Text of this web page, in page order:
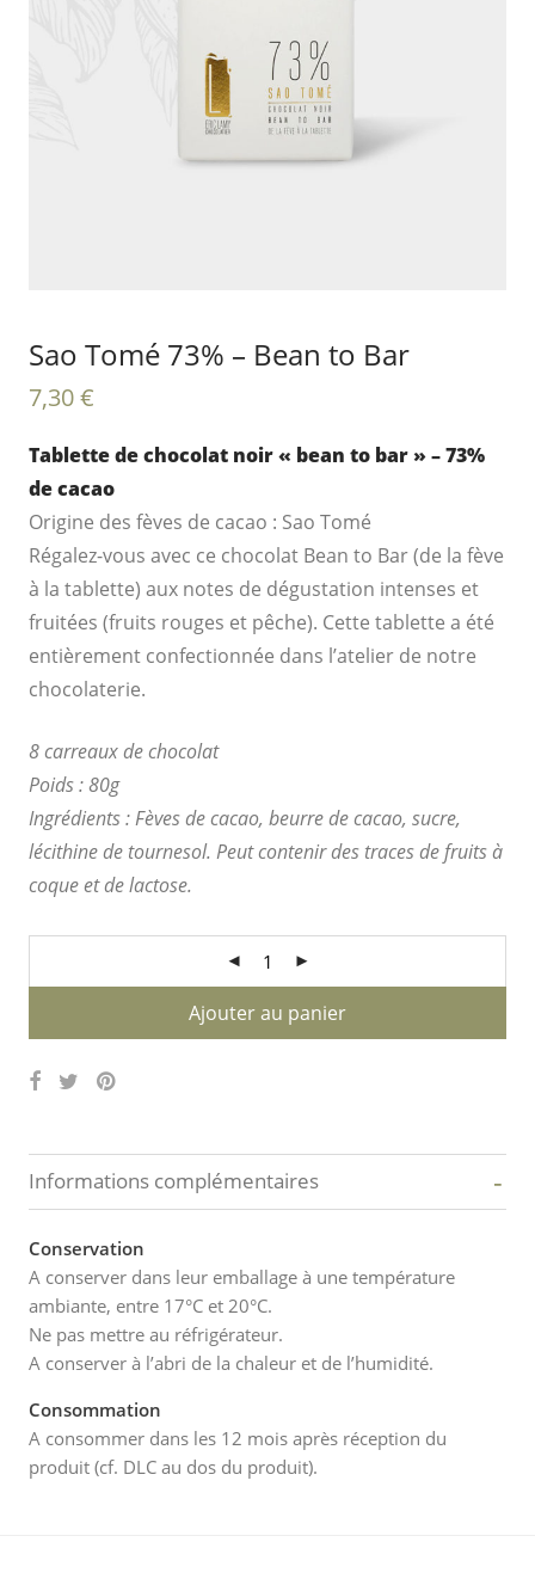
Sao Tomé 73% – Bean to Bar
7,30€
Tablette de chocolat noir « bean to bar » – 73%
de cacao
Origine des fèves de cacao : Sao Tomé
Régalez-vous avec ce chocolat Bean to Bar (de la fève
à la tablette) aux notes de dégustation intenses et
fruitées (fruits rouges et pêche). Cette tablette a été
entièrement confectionnée dans l’atelier de notre
chocolaterie.
8 carreaux de chocolat
Poids : 80g
Ingrédients : Fèves de cacao, beurre de cacao, sucre,
lécithine de tournesol. Peut contenir des traces de fruits à
coque et de lactose.
Ajouter au panier
Informations complémentaires -
Conservation
A conserver dans leur emballage à une température
ambiante, entre 17°C et 20°C.
Ne pas mettre au réfrigérateur.
A conserver à l’abri de la chaleur et de l’humidité.
Consommation
A consommer dans les 12 mois après réception du
produit (cf. DLC au dos du produit).